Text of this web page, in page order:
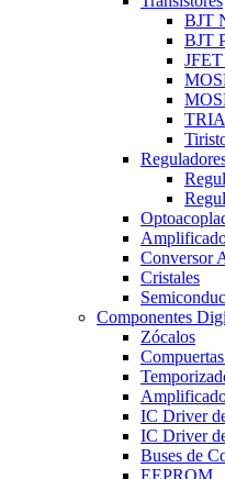
BJT
BJT
Conversor
Cristales
Componentes
Zócalos
IC Driver
IC Driver
Buses de
EEPROM